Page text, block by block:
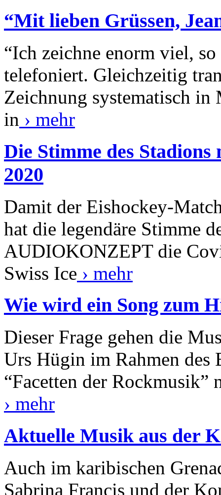
“Mit lieben Grüssen,
“Ich zeichne enorm viel,
telefoniert. Gleichzeitig
Zeichnung systematisch in
in › mehr
Die Stimme des
2020
Damit der Eishockey-
hat die legendäre Stimme
AUDIOKONZEPT die
Swiss Ice › mehr
Wie wird ein Song zum
Dieser Frage gehen die
Urs Hügin im Rahmen des
“Facetten der Rockmusik”
› mehr
Aktuelle Musik aus der
Auch im karibischen
Sabrina Francis und der